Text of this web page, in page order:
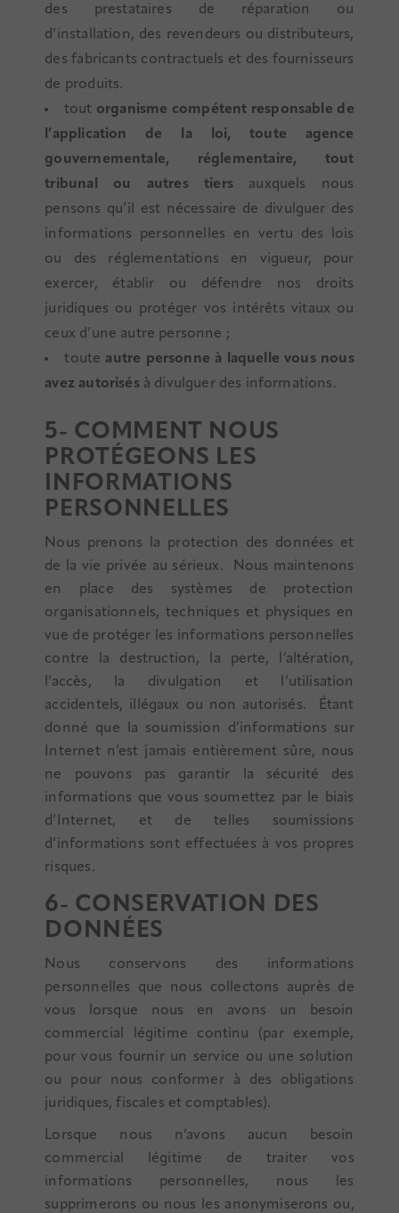
des prestataires de réparation ou
d’installation, des revendeurs ou distributeurs,
des fabricants contractuels et des fournisseurs
de produits.
tout organisme compétent responsable de
l’application de la loi, toute agence
gouvernementale, réglementaire, tout
tribunal ou autres tiersauxquels nous
pensons qu’il est nécessaire de divulguer des
informations personnelles en vertu des lois
ou des réglementations en vigueur, pour
exercer, établir ou défendre nos droits
juridiques ou protéger vos intérêts vitaux ou
ceux d’une autre personne ;
toute autre personne à laquelle vous nous
avez autorisésà divulguer des informations.
5- COMMENT NOUS
PROTÉGEONS LES
INFORMATIONS
PERSONNELLES
Nous prenons la protection des données et
de la vie privée au sérieux. Nous maintenons
en place des systèmes de protection
organisationnels, techniques et physiques en
vue de protéger les informations personnelles
contre la destruction, la perte, l’altération,
l’accès, la divulgation et l’utilisation
accidentels, illégaux ou non autorisés. Étant
donné que la soumission d’informations sur
Internet n’est jamais entièrement sûre, nous
ne pouvons pas garantir la sécurité des
informations que vous soumettez par le biais
d’Internet, et de telles soumissions
d’informations sont effectuées à vos propres
risques.
6- CONSERVATION DES
DONNÉES
Nous conservons des informations
personnelles que nous collectons auprès de
vous lorsque nous en avons un besoin
commercial légitime continu (par exemple,
pour vous fournir un service ou une solution
ou pour nous conformer à des obligations
juridiques, fiscales et comptables).
Lorsque nous n’avons aucun besoin
commercial légitime de traiter vos
informations personnelles, nous les
supprimerons ou nous les anonymiserons ou,